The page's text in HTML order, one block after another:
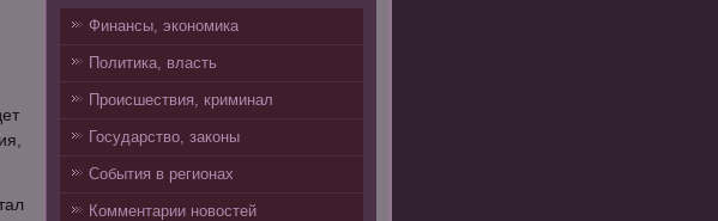
Финансы, экономика
Политика, власть
Происшествия, криминал
Государство, законы
События в регионах
Комментарии новостей